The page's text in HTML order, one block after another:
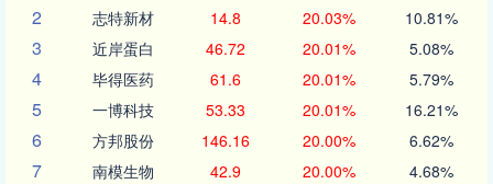
2 志特新材 14.8 20.03% 10.81%
3 近岸蛋白 46.72 20.01% 5.08%
4 毕得医药 61.6 20.01% 5.79%
5 一博科技 53.33 20.01% 16.21%
6 方邦股份 146.16 20.00% 6.62%
7 南模生物 42.9 20.00% 4.68%